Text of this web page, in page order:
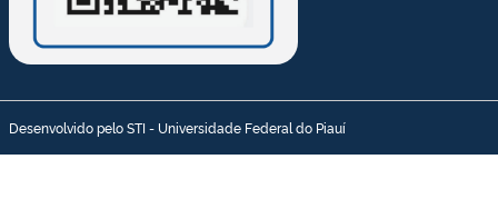
Desenvolvido pelo STI - Universidade Federal do Piauí